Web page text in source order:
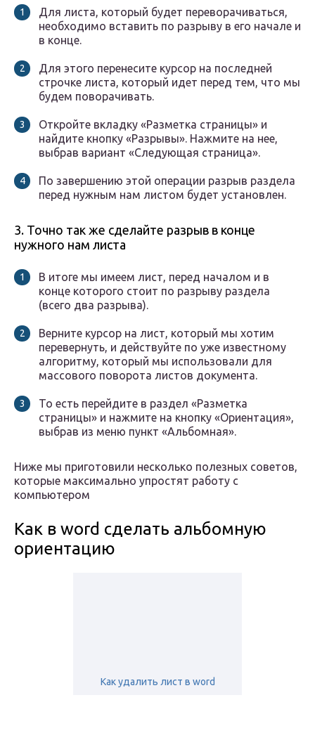
Для листа, который будет переворачиваться,
необходимо вставить по разрыву в его начале и
в конце.
Для этого перенесите курсор на последней
строчке листа, который идет перед тем, что мы
будем поворачивать.
Откройте вкладку «Разметка страницы» и
найдите кнопку «Разрывы». Нажмите на нее,
выбрав вариант «Следующая страница».
По завершению этой операции разрыв раздела
перед нужным нам листом будет установлен.
3. Точно так же сделайте разрыв в конце
нужного нам листа
В итоге мы имеем лист, перед началом и в
конце которого стоит по разрыву раздела
(всего два разрыва).
Верните курсор на лист, который мы хотим
перевернуть, и действуйте по уже известному
алгоритму, который мы использовали для
массового поворота листов документа.
То есть перейдите в раздел «Разметка
страницы» и нажмите на кнопку «Ориентация»,
выбрав из меню пункт «Альбомная».
Ниже мы приготовили несколько полезных советов,
которые максимально упростят работу с
компьютером
Как в word сделать альбомную
ориентацию
Как удалить лист в word